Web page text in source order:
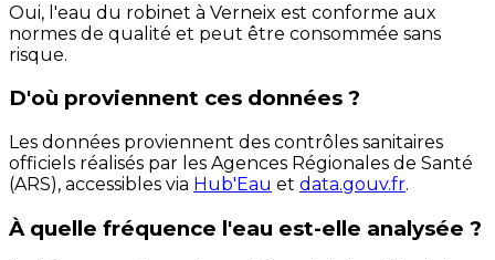
Oui, l'eau du robinet à Verneix est conforme aux
normes de qualité et peut être consommée sans
risque.
D'où proviennent ces données ?
Les données proviennent des contrôles sanitaires
officiels réalisés par les Agences Régionales de Santé
(ARS), accessibles via Hub'Eau et data.gouv.fr.
À quelle fréquence l'eau est-elle analysée ?